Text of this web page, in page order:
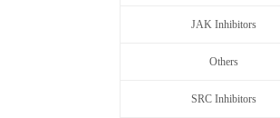
JAK Inhibitors
Others
SRC Inhibitors